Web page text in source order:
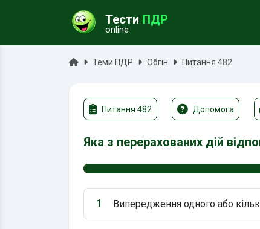
Тести ПДР
online
ГоловнаТеми ПДР Обгін Питання 482
Питання 482 Допомога
Яка з перерахованих дій
Варіант 1:
1 Випередження одного або